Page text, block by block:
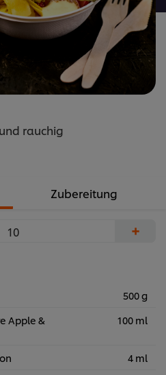
rauchig
Zubereitung
+
500 g
Apple &
100 ml
4 ml